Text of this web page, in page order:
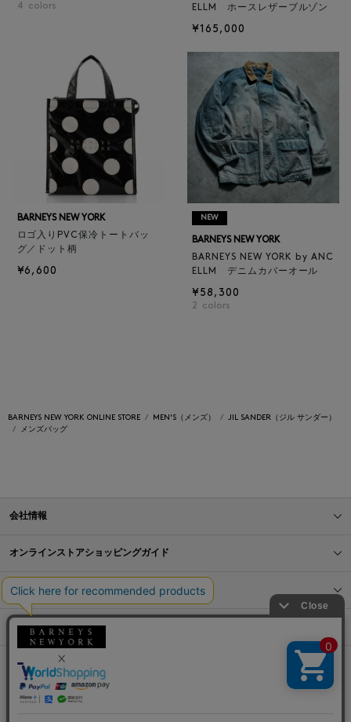
4 colors
ELLM ホースレザーブルゾン
¥165,000
BARNEYS NEW YORK
ロゴ入りPVC保冷トートバッ
グ／ドット柄
¥6,600
NEW
BARNEYS NEW YORK
BARNEYS NEW YORK by ANC
ELLM デニムカバーオール
¥58,300
2 colors
BARNEYS NEW YORK ONLINE STORE MEN'S（メンズ）
JIL SANDER（ジル サンダー）
メンズバッグ
会社情報
オンラインストアショッピングガイド
店舗情報
サービス